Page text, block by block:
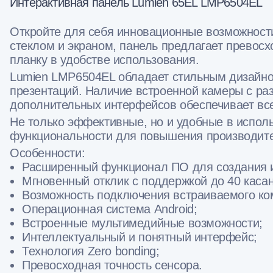
Откройте для себя инновационные
стеклом и экраном, панель предлагает
планку в удобстве использования.
Lumien LMP6504EL обладает стильным
презентаций. Наличие встроенной камеры с
дополнительных интерфейсов обеспечивает
Не только эффективные, но и удобные в
функциональности для повышения
Особенности:
Расширенный функционал ПО для создания
Мгновенный отклик с поддержкой до 40
Возможность подключения встраиваемого
Операционная система Android;
Встроенные мультимедийные возможности;
Интеллектуальный и понятный интерфейс;
Технология Zero bonding;
Превосходная точность сенсора.